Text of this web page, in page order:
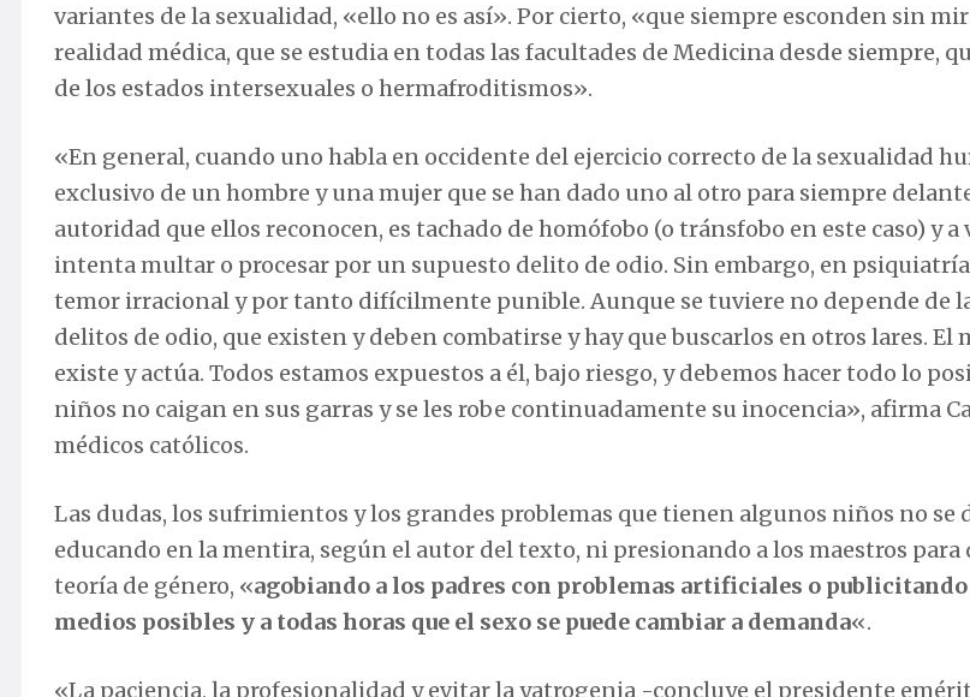
variantes de la sexualidad, «ello no es así». Por cierto, «que siempre esconden sin
realidad médica, que se estudia en todas las facultades de Medicina desde siempre,
de los estados intersexuales o hermafroditismos».
«En general, cuando uno habla en occidente del ejercicio correcto de la sexualidad
exclusivo de un hombre y una mujer que se han dado uno al otro para siempre
autoridad que ellos reconocen, es tachado de homófobo (o tránsfobo en este caso) y a
intenta multar o procesar por un supuesto delito de odio. Sin embargo, en
temor irracional y por tanto difícilmente punible. Aunque se tuviere no depende de
delitos de odio, que existen y deben combatirse y hay que buscarlos en otros lares. El
existe y actúa. Todos estamos expuestos a él, bajo riesgo, y debemos hacer todo lo
niños no caigan en sus garras y se les robe continuadamente su inocencia», afirma
médicos católicos.
Las dudas, los sufrimientos y los grandes problemas que tienen algunos niños no se
educando en la mentira, según el autor del texto, ni presionando a los maestros para
teoría de género, «agobiando a los padres con problemas artificiales o
medios posibles y a todas horas que el sexo se puede cambiar a demanda«.
«La paciencia, la profesionalidad y evitar la yatrogenia -concluye el presidente